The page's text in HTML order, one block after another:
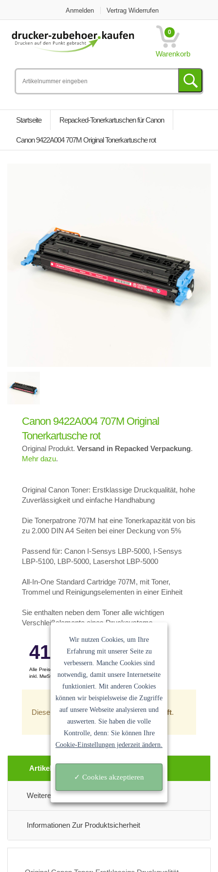
Anmelden Vertrag Widerrufen
0
Warenkorb
Startseite Repacked-Tonerkartuschen für Canon
Canon 9422A004 707M Original Tonerkartusche rot
Canon 9422A004 707M Original
Tonerkartusche rot
Original Produkt. Versand in Repacked Verpackung.
Mehr dazu.
Original Canon Toner: Erstklassige Druckqualität, hohe
Zuverlässigkeit und einfache Handhabung
Die Tonerpatrone 707M hat eine Tonerkapazität von bis
zu 2.000 DIN A4 Seiten bei einer Deckung von 5%
Passend für: Canon I-Sensys LBP-5000, I-Sensys
LBP-5100, LBP-5000, Lasershot LBP-5000
All-In-One Standard Cartridge 707M, mit Toner,
Trommel und Reinigungselementen in einer Einheit
Sie enthalten neben dem Toner alle wichtigen
Verschleißelemente eines Drucksystems.
41.34€
Alle Preise pro Stück
inkl. MwSt. Keine Versandkosten
Dieser Artikel ist zur Zeitleider ausverkauft.
Artikel Beschreibung
Weitere Informationen
Informationen Zur Produktsicherheit
Wir nutzen Cookies, um Ihre
Erfahrung mit unserer Seite zu
verbessern. Manche Cookies sind
notwendig, damit unsere Internetseite
funktioniert. Mit anderen Cookies
können wir beispielsweise die Zugriffe
auf unsere Webseite analysieren und
auswerten. Sie haben die volle
Kontrolle, denn: Sie können Ihre
Cookie-Einstellungen jederzeit ändern.
✓ Cookies akzeptieren